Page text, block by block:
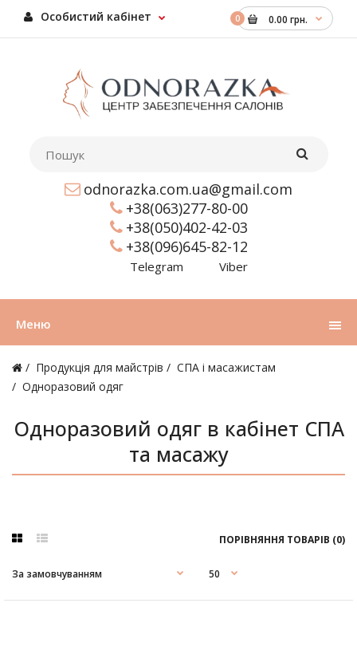
0 0.00 грн.
Особистий кабінет
odnorazka.com.ua@gmail.com
+38(063)277-80-00
+38(050)402-42-03
+38(096)645-82-12
Telegram Viber
Меню
Продукція для майстрів
СПА і масажистам
Одноразовий одяг
Одноразовий одяг в кабінет СПА
та масажу
ПОРІВНЯННЯ ТОВАРІВ (0)